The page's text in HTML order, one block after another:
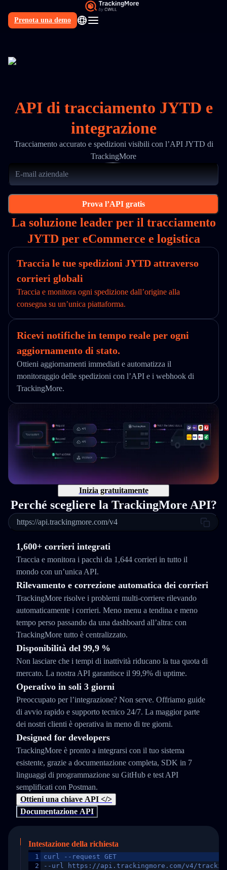
Prenota una demo
IT
API di tracciamento JYTD e
integrazione
Tracciamento accurato e spedizioni visibili con l’API JYTD di
TrackingMore
Prova l’API gratis
La soluzione leader per il tracciamento
JYTD per eCommerce e logistica
Traccia le tue spedizioni JYTD attraverso
corrieri globali
Traccia e monitora ogni spedizione dall’origine alla
consegna su un’unica piattaforma.
Ricevi notifiche in tempo reale per ogni
aggiornamento di stato.
Ottieni aggiornamenti immediati e automatizza il
monitoraggio delle spedizioni con l’API e i webhook di
TrackingMore.
Inizia gratuitamente
Perché scegliere la TrackingMore API?
https://api.trackingmore.com/v4
1,600+ corrieri integrati
Traccia e monitora i pacchi da 1,644 corrieri in tutto il
mondo con un’unica API.
Rilevamento e correzione automatica dei corrieri
TrackingMore risolve i problemi multi-corriere rilevando
automaticamente i corrieri. Meno menu a tendina e meno
tempo perso passando da una dashboard all’altra: con
TrackingMore tutto è centralizzato.
Disponibilità del 99,9 %
Non lasciare che i tempi di inattività riducano la tua quota di
mercato. La nostra API garantisce il 99,9% di uptime.
Operativo in soli 3 giorni
Preoccupato per l’integrazione? Non serve. Offriamo guide
di avvio rapido e supporto tecnico 24/7. La maggior parte
dei nostri clienti è operativa in meno di tre giorni.
Designed for developers
TrackingMore è pronto a integrarsi con il tuo sistema
esistente, grazie a documentazione completa, SDK in 7
linguaggi di programmazione su GitHub e test API
semplificati con Postman.
Ottieni una chiave API </>
Documentazione API
Intestazione della richiesta
1
2
curl --request GET
--url https://api.trackingmore.com/v4/trackings/